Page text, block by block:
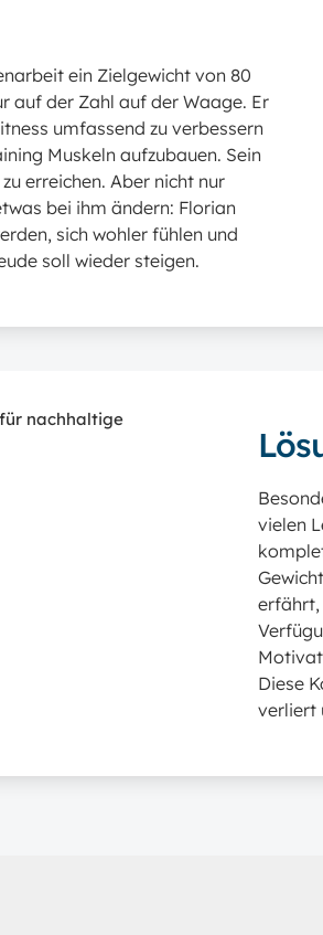
ein Zielgewicht von 80
auf der Zahl auf der Waage. Er
umfassend zu verbessern
Muskeln aufzubauen. Sein
erreichen. Aber nicht nur
bei ihm ändern: Florian
sich wohler fühlen und
soll wieder steigen.
vielen
erfährt,
Diese
verliert